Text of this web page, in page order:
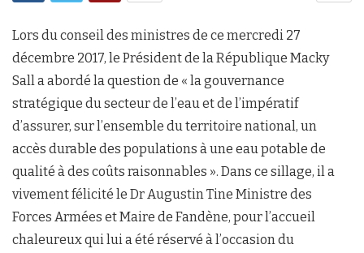
Lors du conseil des ministres de ce mercredi 27
décembre 2017, le Président de la République Macky
Sall a abordé la question de « la gouvernance
stratégique du secteur de l’eau et de l’impératif
d’assurer, sur l’ensemble du territoire national, un
accès durable des populations à une eau potable de
qualité à des coûts raisonnables ». Dans ce sillage, il a
vivement félicité le Dr Augustin Tine Ministre des
Forces Armées et Maire de Fandène, pour l’accueil
chaleureux qui lui a été réservé à l’occasion du